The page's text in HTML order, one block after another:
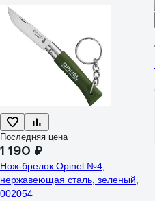
Последняя цена
1 190 ₽
Нож-брелок Opinel №4,
нержавеющая сталь, зеленый,
002054